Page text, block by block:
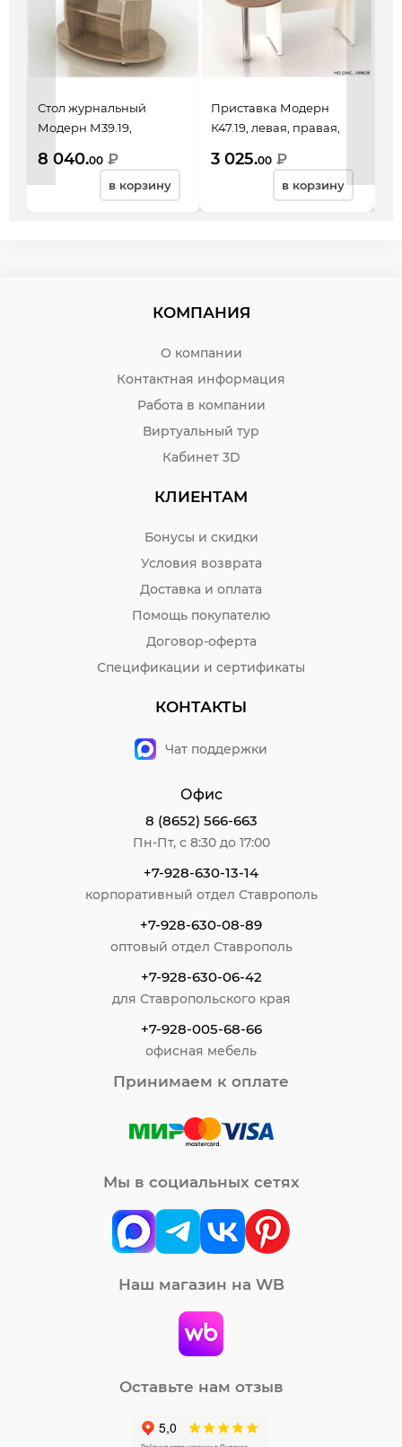
Стол журнальный
Модерн М39.19,
шамони темный
8 040.00 ₽
в корзину
Приставка Модерн
К47.19, левая, правая,
шамони темный
3 025.00 ₽
в корзину
КОМПАНИЯ
О компании
Контактная информация
Работа в компании
Виртуальный тур
Кабинет 3D
КЛИЕНТАМ
Бонусы и скидки
Условия возврата
Доставка и оплата
Помощь покупателю
Договор-оферта
Спецификации и сертификаты
КОНТАКТЫ
Чат поддержки
Офис
8 (8652) 566-663
Пн-Пт, с 8:30 до 17:00
+7-928-630-13-14
корпоративный отдел Ставрополь
+7-928-630-08-89
оптовый отдел Ставрополь
+7-928-630-06-42
для Ставропольского края
+7-928-005-68-66
офисная мебель
Принимаем к оплате
Мы в социальных сетях
Наш магазин на WB
Оставьте нам отзыв